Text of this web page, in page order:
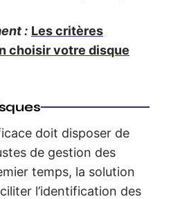
: Les critères
choisir votre disque
doit disposer de
de gestion des
temps, la solution
l’identification des